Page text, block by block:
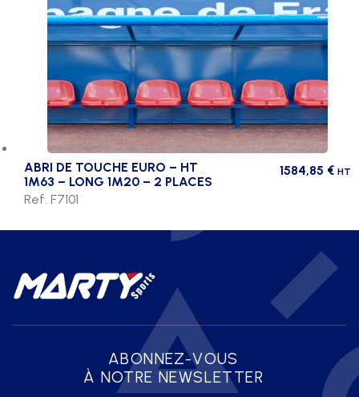
ABRI DE TOUCHE EURO – HT
1M63 – LONG 1M20 – 2 PLACES
1584,85 € HT
Ref. F7101
ABONNEZ-VOUS
À NOTRE NEWSLETTER